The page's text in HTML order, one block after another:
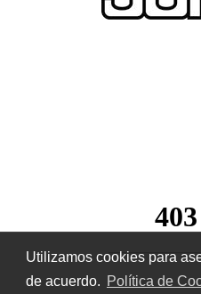
Utilizamos cookies para
de acuerdo. Política de